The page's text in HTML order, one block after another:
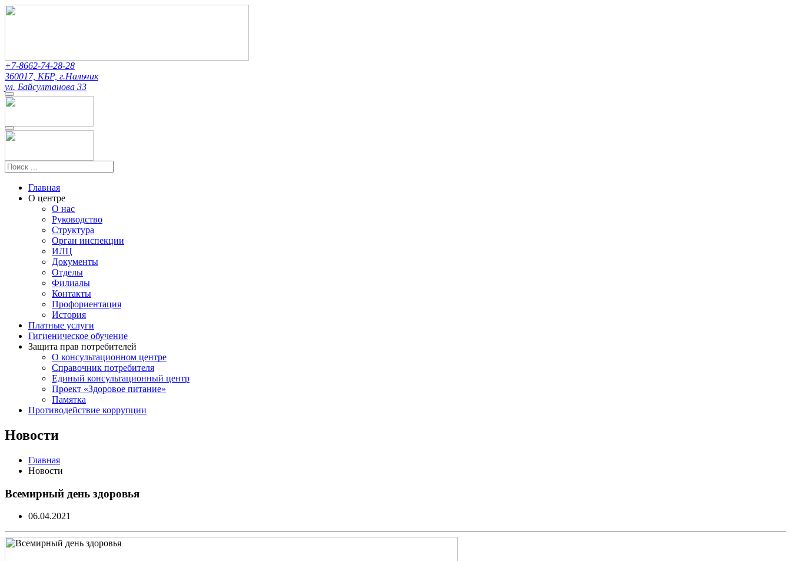
+7-8662-74-28-28
360017, КБР, г.Нальчик
ул. Байсултанова 33
Главная
О центре
О нас
Руководство
Структура
Орган инспекции
ИЛЦ
Документы
Отделы
Филиалы
Контакты
Профориентация
История
Платные услуги
Гигиеническое обучение
Защита прав потребителей
О консультационном центре
Справочник потребителя
Единый консультационный центр
Проект «Здоровое питание»
Памятка
Противодействие коррупции
Новости
Главная
Новости
Всемирный день здоровья
06.04.2021